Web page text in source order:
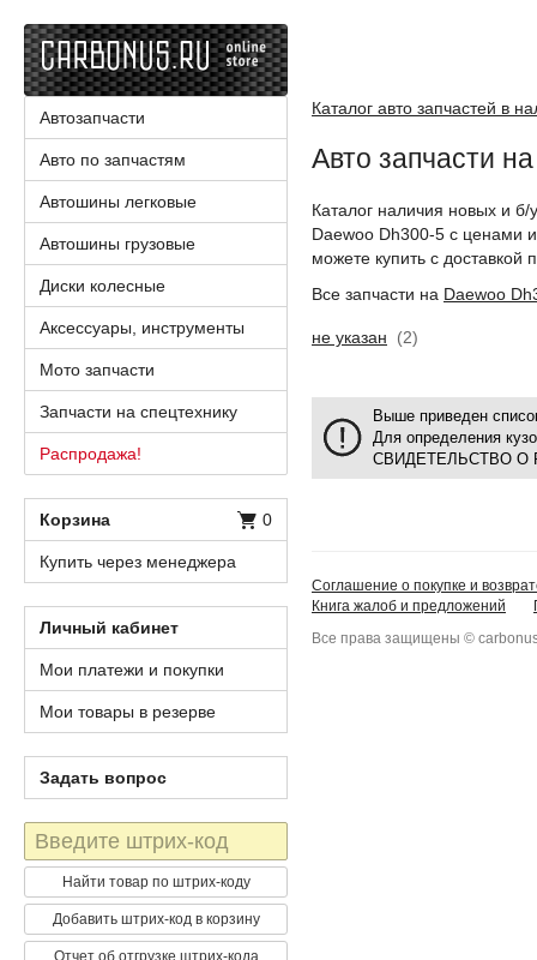
Каталог авто запчастей в
Авто запчасти
Каталог наличия новых и б/
Daewoo Dh300-5 с ценами
можете купить с доставкой
Все запчасти на Daewoo
не указан (2)
Выше приведен
Для определения
СВИДЕТЕЛЬСТВО О
Автозапчасти
Авто по запчастям
Автошины легковые
Автошины грузовые
Диски колесные
Аксессуары, инструменты
Мото запчасти
Запчасти на спецтехнику
Распродажа!
Корзина 0
Купить через менеджера
Личный кабинет
Мои платежи и покупки
Мои товары в резерве
Задать вопрос
Штрих-
код
Найти товар по штрих-коду
Добавить штрих-код в корзину
Отчет об отгрузке штрих-кода
Соглашение о покупке и
Книга жалоб и предложений
Все права защищены ©